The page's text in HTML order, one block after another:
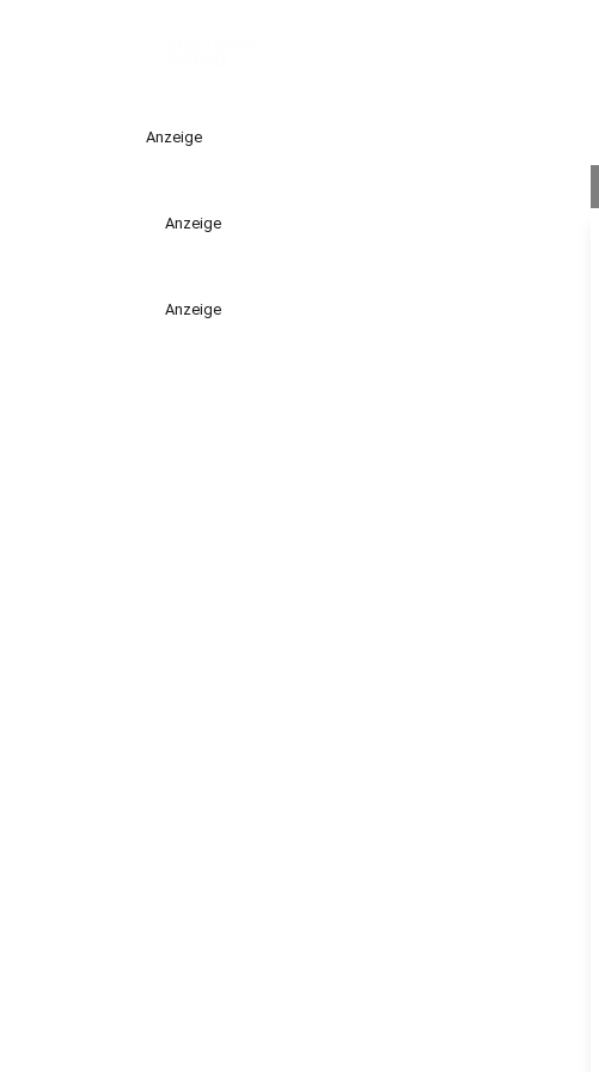
Anzeige
Anzeige
Anzeige